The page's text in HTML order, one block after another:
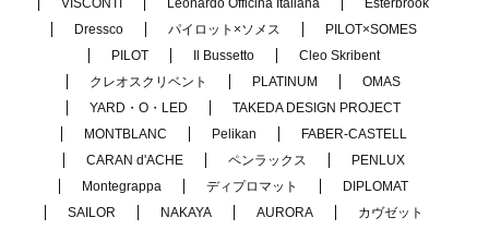
VISCONTI Leonardo Officina Italiana
Esterbrook
Dressco
パイロット×ソメス
PILOT×SOMES
PILOT
Il Bussetto
Cleo Skribent
クレオスクリベント
PLATINUM
OMAS
YARD・O・LED
TAKEDA DESIGN PROJECT
MONTBLANC
Pelikan
FABER-CASTELL
CARAN d'ACHE
ペンラックス
PENLUX
Montegrappa
ディプロマット
DIPLOMAT
SAILOR
NAKAYA AURORA
カヴゼット